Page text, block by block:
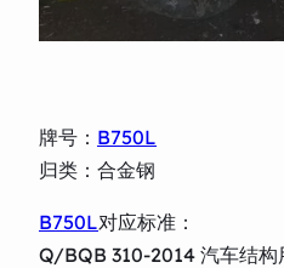
牌号： B750L
归类：合金钢
B750L对应标准：
Q/BQB 310-2014 汽车结构